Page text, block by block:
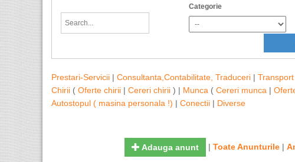
Categorie
Prestari-Servicii | Consultanta,Contabilitate, Traduceri |
Chirii ( Oferte chirii | Cereri chirii ) | Munca ( Cereri munca |
Autostopul ( masina personala !) | Conectii | Diverse
Adauga anunt | Toate Anunturile|